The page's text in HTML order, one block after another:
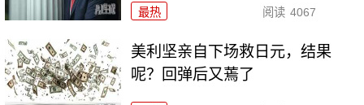
最热 阅读 4067
美利坚亲自下场救日元，结果
呢？回弹后又蔫了